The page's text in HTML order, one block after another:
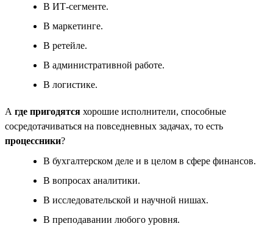
В ИТ-сегменте.
В маркетинге.
В ретейле.
В административной работе.
В логистике.
А где пригодятся хорошие исполнители, способные
сосредотачиваться на повседневных задачах, то есть
процессники?
В бухгалтерском деле и в целом в сфере финансов.
В вопросах аналитики.
В исследовательской и научной нишах.
В преподавании любого уровня.